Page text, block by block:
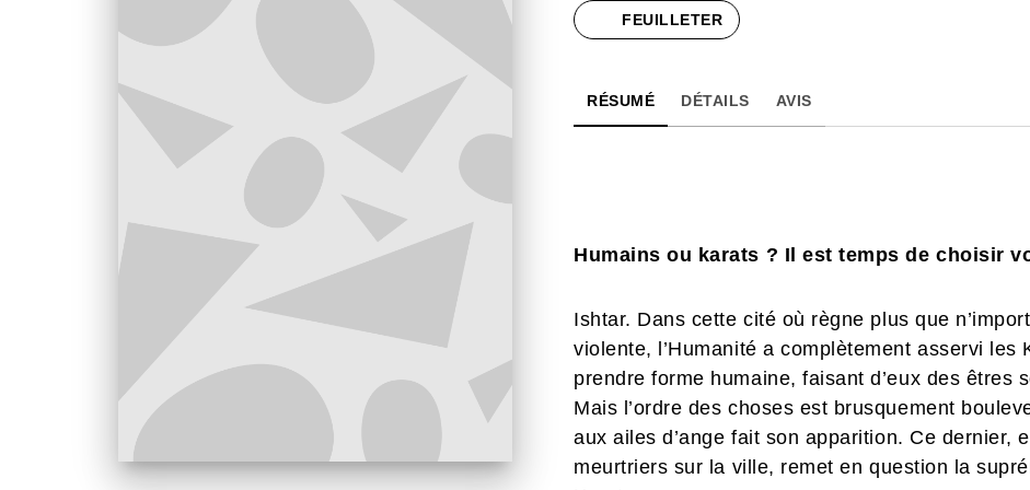
FEUILLETER
RÉSUMÉ DÉTAILS AVIS
Humains ou karats ? Il est temps de choisir
Ishtar. Dans cette cité où règne plus que
violente, l’Humanité a complètement asservi les
prendre forme humaine, faisant d’eux des êtres
Mais l’ordre des choses est brusquement
aux ailes d’ange fait son apparition. Ce dernier,
meurtriers sur la ville, remet en question la